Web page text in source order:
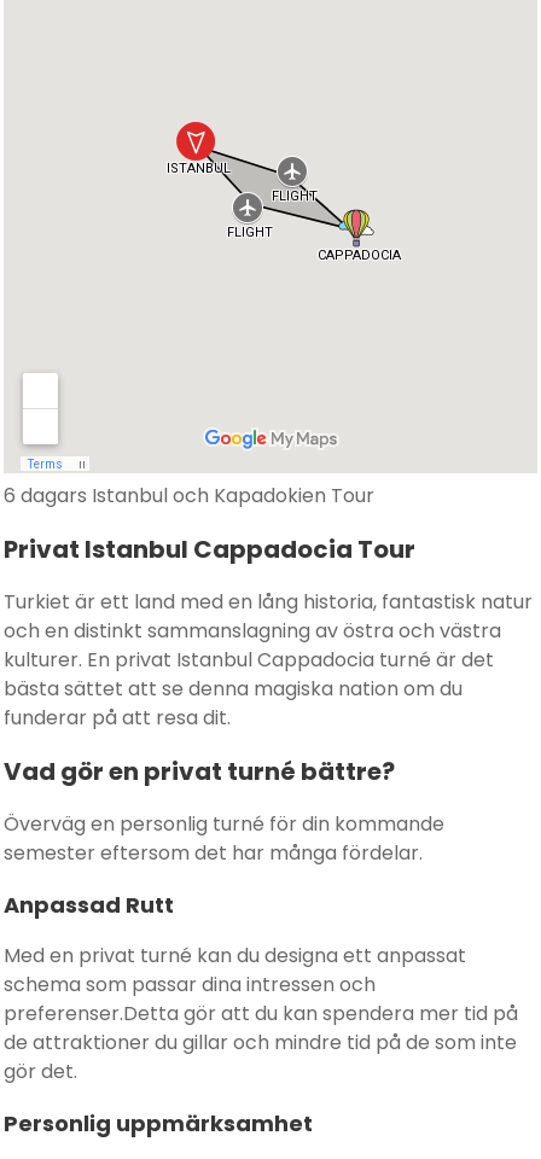
6 dagars Istanbul och Kapadokien Tour
Privat Istanbul Cappadocia Tour
Turkiet är ett land med en lång historia, fantastisk natur
och en distinkt sammanslagning av östra och västra
kulturer. En privat Istanbul Cappadocia turné är det
bästa sättet att se denna magiska nation om du
funderar på att resa dit.
Vad gör en privat turné bättre?
Överväg en personlig turné för din kommande
semester eftersom det har många fördelar.
Anpassad Rutt
Med en privat turné kan du designa ett anpassat
schema som passar dina intressen och
preferenser.Detta gör att du kan spendera mer tid på
de attraktioner du gillar och mindre tid på de som inte
gör det.
Personlig uppmärksamhet